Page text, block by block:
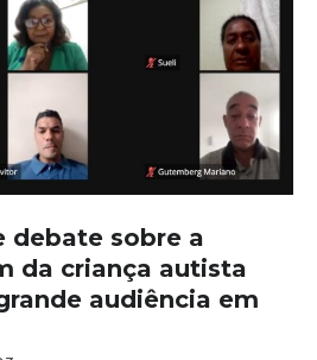
debate sobre a
da criança autista
audiência em